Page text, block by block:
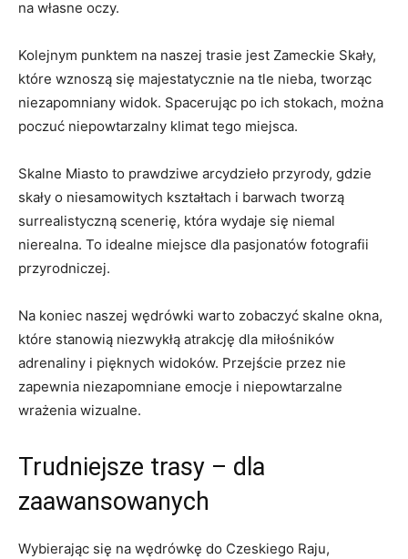
na własne oczy.
Kolejnym punktem na naszej trasie ⁤jest Zameckie Skały,
które‌ wznoszą się majestatycznie na tle nieba, tworząc
niezapomniany widok. Spacerując po ich stokach, można⁢
poczuć niepowtarzalny klimat tego miejsca.
Skalne Miasto to prawdziwe arcydzieło przyrody, gdzie⁤
skały o niesamowitych kształtach i barwach tworzą
surrealistyczną scenerię, która wydaje się niemal
nierealna. To idealne miejsce ⁢dla pasjonatów‌ fotografii
przyrodniczej.
Na koniec naszej wędrówki warto zobaczyć skalne okna,
które stanowią⁣ niezwykłą⁤ atrakcję dla miłośników
adrenaliny i pięknych​ widoków. Przejście przez nie
zapewnia niezapomniane emocje i niepowtarzalne
wrażenia wizualne.
Trudniejsze trasy – dla
zaawansowanych
Wybierając się na ‍wędrówkę do ‍Czeskiego Raju,⁤